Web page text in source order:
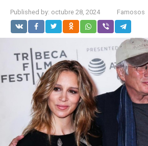
Published by: octubre 28, 2024 Famosos